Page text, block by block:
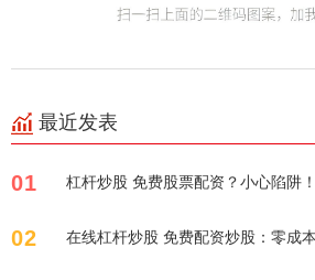
最近发表
01 杠杆炒股 免费股票配资？小心陷阱！
02 在线杠杆炒股 免费配资炒股：零成